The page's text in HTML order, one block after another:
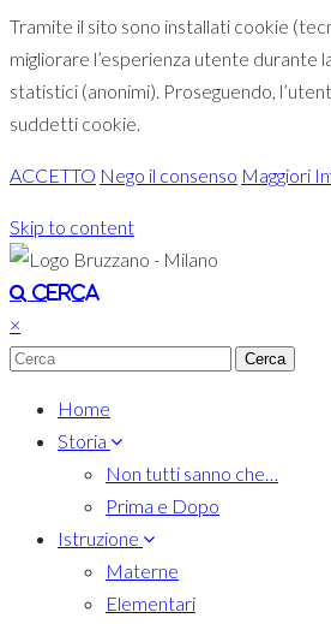
Tramite il sito sono installati cookie
migliorare l’esperienza utente durante
statistici (anonimi). Proseguendo,
suddetti cookie.
ACCETTO Nego il consenso Maggiori
Skip to content
Toggle navigation
Cerca
×
Home
Storia
Non tutti sanno che…
Prima e Dopo
Istruzione
Materne
Elementari